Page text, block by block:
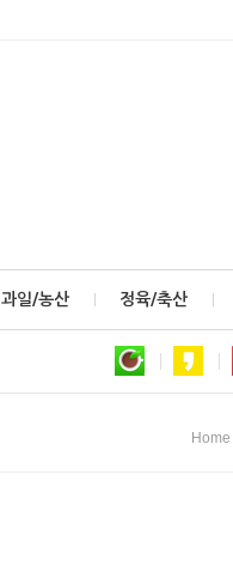
과일/농산 정육/축산
Home